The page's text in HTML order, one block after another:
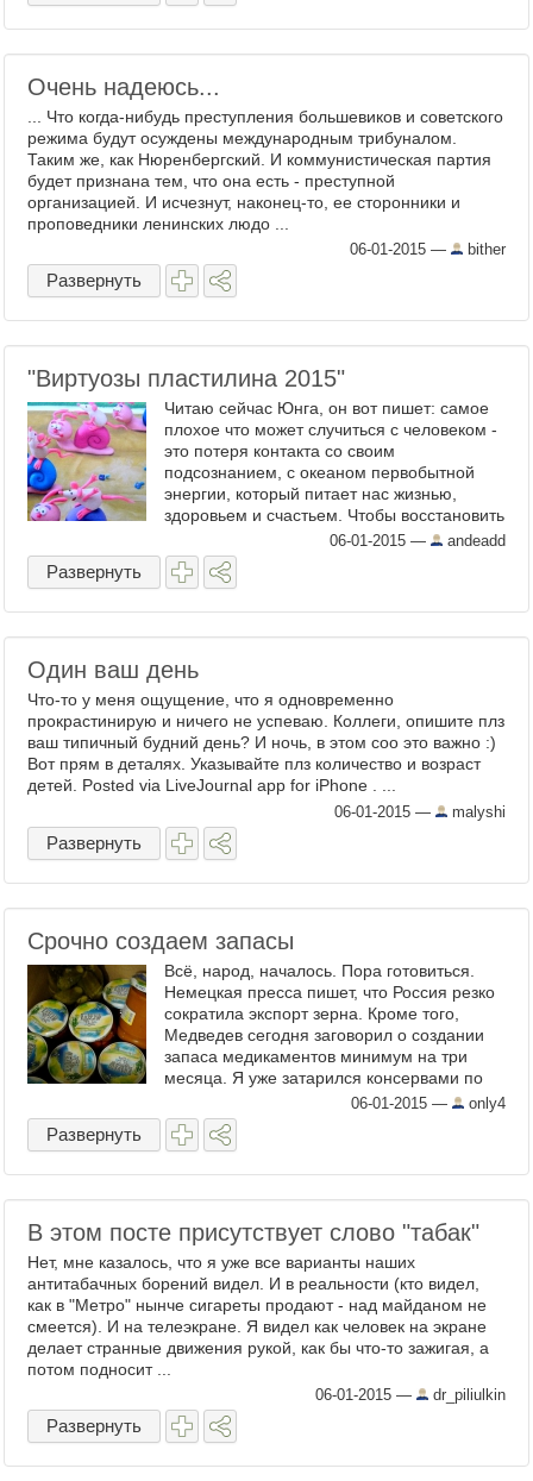
Очень надеюсь...
... Что когда-нибудь преступления большевиков и советского
режима будут осуждены международным трибуналом.
Таким же, как Нюренбергский. И коммунистическая партия
будет признана тем, что она есть - преступной
организацией. И исчезнут, наконец-то, ее сторонники и
проповедники ленинских людо ...
06-01-2015 — bither
Развернуть
"Виртуозы пластилина 2015"
Читаю сейчас Юнга, он вот пишет: самое
плохое что может случиться с человеком -
это потеря контакта со своим
подсознанием, с океаном первобытной
энергии, который питает нас жизнью,
здоровьем и счастьем. Чтобы восстановить
этот контакт, Юнг рекомендует почаще
заниматься творчеством, т.к. им ...
06-01-2015 — andeadd
Развернуть
Один ваш день
Что-то у меня ощущение, что я одновременно
прокрастинирую и ничего не успеваю. Коллеги, опишите плз
ваш типичный будний день? И ночь, в этом соо это важно :)
Вот прям в деталях. Указывайте плз количество и возраст
детей. Posted via LiveJournal app for iPhone . ...
06-01-2015 — malyshi
Развернуть
Срочно создаем запасы
Всё, народ, началось. Пора готовиться.
Немецкая пресса пишет, что Россия резко
сократила экспорт зерна. Кроме того,
Медведев сегодня заговорил о создании
запаса медикаментов минимум на три
месяца. Я уже затарился консервами по
полной. На фото - малая часть. ...
06-01-2015 — only4
Развернуть
В этом посте присутствует слово "табак"
Нет, мне казалось, что я уже все варианты наших
антитабачных борений видел. И в реальности (кто видел,
как в "Метро" нынче сигареты продают - над майданом не
смеется). И на телеэкране. Я видел как человек на экране
делает странные движения рукой, как бы что-то зажигая, а
потом подносит ...
06-01-2015 — dr_piliulkin
Развернуть